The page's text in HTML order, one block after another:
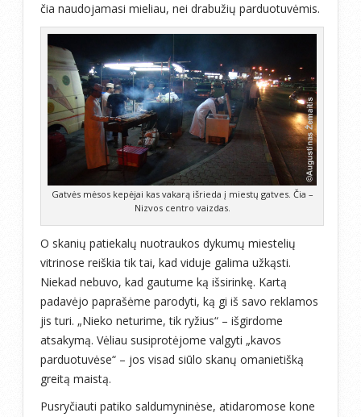
čia naudojamasi mieliau, nei drabužių parduotuvėmis.
Gatvės mėsos kepėjai kas vakarą išrieda į miestų gatves. Čia –
Nizvos centro vaizdas.
O skanių patiekalų nuotraukos dykumų miestelių
vitrinose reiškia tik tai, kad viduje galima užkąsti.
Niekad nebuvo, kad gautume ką išsirinkę. Kartą
padavėjo paprašėme parodyti, ką gi iš savo reklamos
jis turi. „Nieko neturime, tik ryžius“ – išgirdome
atsakymą. Vėliau susiprotėjome valgyti „kavos
parduotuvėse“ – jos visad siūlo skanų omanietišką
greitą maistą.
Pusryčiauti patiko saldumyninėse, atidaromose kone